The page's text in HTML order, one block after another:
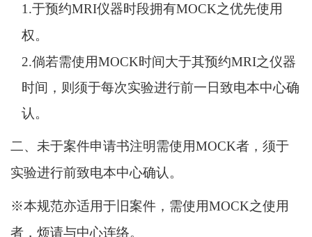
1.于预约MRI仪器时段拥有MOCK之优先使用
权。
2.倘若需使用MOCK时间大于其预约MRI之仪器
时间，则须于每次实验进行前一日致电本中心确
认。
二、未于案件申请书注明需使用MOCK者，须于
实验进行前致电本中心确认。
※本规范亦适用于旧案件，需使用MOCK之使用
者，烦请与中心连络。